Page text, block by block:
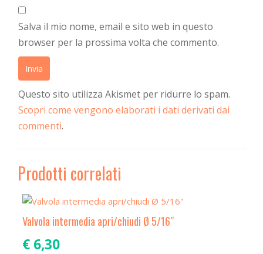
Salva il mio nome, email e sito web in questo
browser per la prossima volta che commento.
Questo sito utilizza Akismet per ridurre lo spam.
Scopri come vengono elaborati i dati derivati dai
commenti.
Prodotti correlati
Valvola intermedia apri/chiudi Ø 5/16″
€6,30